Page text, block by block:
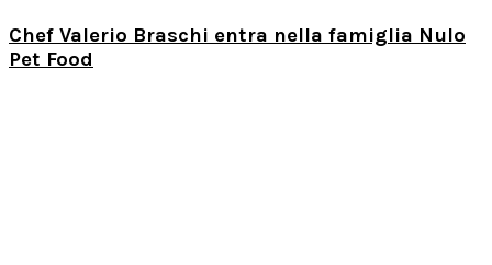
Chef Valerio Braschi entra nella famiglia Nulo
Pet Food